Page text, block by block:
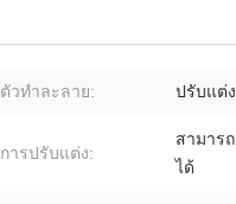
ตัวทำละลาย: ปรับแต่ง
การปรับแต่ง:
สามาร
ได้